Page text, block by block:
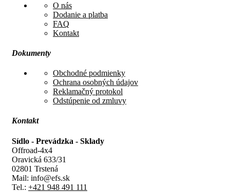
O nás
Dodanie a platba
FAQ
Kontakt
Dokumenty
Obchodné podmienky
Ochrana osobných údajov
Reklamačný protokol
Odstúpenie od zmluvy
Kontakt
Sídlo - Prevádzka - Sklady
Offroad-4x4
Oravická 633/31
02801 Trstená
Mail: info@efs.sk
Tel.: +421 948 491 111